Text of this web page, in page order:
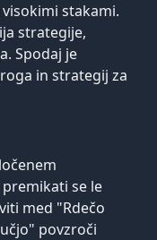
stakami.
strategije,
Spodaj je
in strategij za
se le
med "Rdečo
povzroči